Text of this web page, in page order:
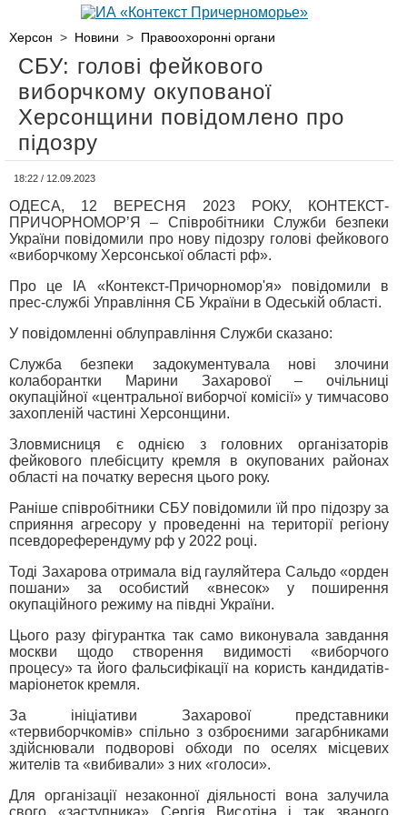
Херсон > Новини > Правоохоронні органи
СБУ: голові фейкового
виборчкому окупованої
Херсонщини повідомлено про
підозру
18:22 / 12.09.2023
ОДЕСА, 12 ВЕРЕСНЯ 2023 РОКУ, КОНТЕКСТ-
ПРИЧОРНОМОР’Я – Співробітники Служби безпеки
України повідомили про нову підозру голові фейкового
«виборчкому Херсонської області рф».
Про це ІА «Контекст-Причорномор'я» повідомили в
прес-службі Управління СБ України в Одеській області.
У повідомленні облуправління Служби сказано:
Служба безпеки задокументувала нові злочини
колаборантки Марини Захарової – очільниці
окупаційної «центральної виборчої комісії» у тимчасово
захопленій частині Херсонщини.
Зловмисниця є однією з головних організаторів
фейкового плебісциту кремля в окупованих районах
області на початку вересня цього року.
Раніше співробітники СБУ повідомили їй про підозру за
сприяння агресору у проведенні на території регіону
псевдореферендуму рф у 2022 році.
Тоді Захарова отримала від гауляйтера Сальдо «орден
пошани» за особистий «внесок» у поширення
окупаційного режиму на півдні України.
Цього разу фігурантка так само виконувала завдання
москви щодо створення видимості «виборчого
процесу» та його фальсифікації на користь кандидатів-
маріонеток кремля.
За ініціативи Захарової представники
«тервиборчкомів» спільно з озброєними загарбниками
здійснювали подворові обходи по оселях місцевих
жителів та «вибивали» з них «голоси».
Для організації незаконної діяльності вона залучила
свого «заступника» Сергія Висотіна і так званого